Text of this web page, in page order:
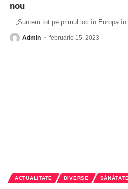
nou
„Suntem tot pe primul loc în Europa
Admin februarie 15, 2023
ACTUALITATE DIVERSE SĂNĂTATE